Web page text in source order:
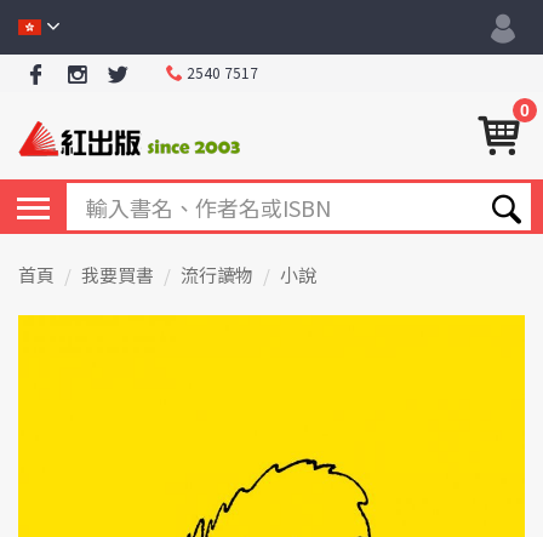
2540 7517
0
首頁 我要買書 流行讀物 小說